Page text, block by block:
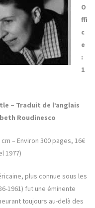
O
ffi
c
e
:
1
– Traduit de l’anglais
Roudinesco
cm – Environ 300 pages, 16€
1977)
plus connue sous les
1961) fut une éminente
toujours au-delà des